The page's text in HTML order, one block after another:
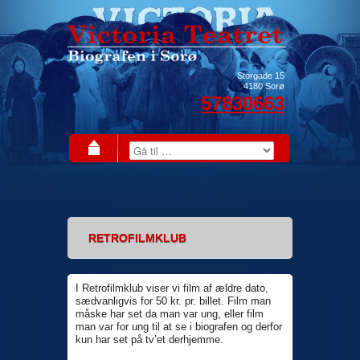
Storgade 15
4180 Sorø
57830663
RETROFILMKLUB
I Retrofilmklub viser vi film af ældre dato,
sædvanligvis for 50 kr. pr. billet. Film man
måske har set da man var ung, eller film
man var for ung til at se i biografen og derfor
kun har set på tv’et derhjemme.